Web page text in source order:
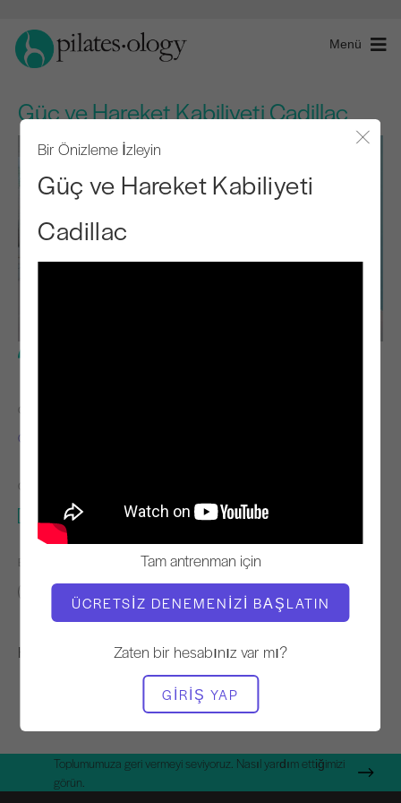
Menü
Güç ve Hareket Kabiliyeti Cadillac
Bir Önizleme İzleyin
Güç ve Hareket Kabiliyeti
Cadillac
Tam antrenman için
ÜCRETSIZ DENEMENIZI BAŞLATIN
Zaten bir hesabınız var mı?
GIRIŞ YAP
ÖĞRETMEN
Chaz Knight
GEREKLI EKIPMAN
Cadillac
BENZER SINIFLARI BULUN
Orta seviye
30 - 40 dakika Cadillac
Hoşunuza Gidebilecek Diğer Egzersizler
Toplumumuza geri vermeyi seviyoruz. Nasıl yardım ettiğimizi
görün.